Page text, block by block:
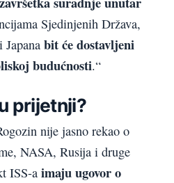
Sjedinjenih Država,
bit će dostavljeni
budućnosti.“
prijetnji?
nije jasno rekao o
NASA, Rusija i druge
ISS-a imaju ugovor o